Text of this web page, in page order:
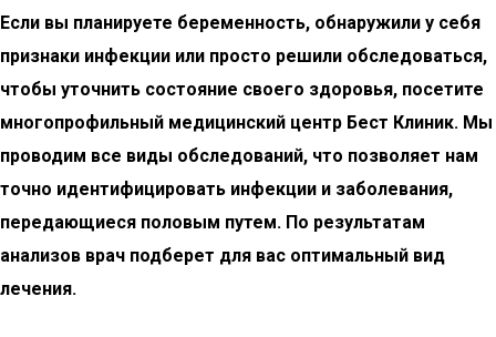
Если вы планируете беременность, обнаружили у себя
признаки инфекции или просто решили обследоваться,
чтобы уточнить состояние своего здоровья, посетите
многопрофильный медицинский центр Бест Клиник. Мы
проводим все виды обследований, что позволяет нам
точно идентифицировать инфекции и заболевания,
передающиеся половым путем. По результатам
анализов врач подберет для вас оптимальный вид
лечения.